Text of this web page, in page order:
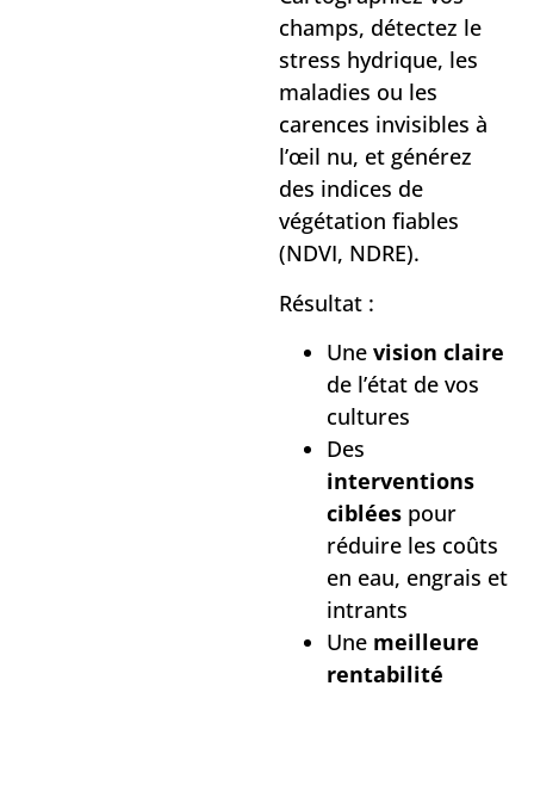
champs, détectez le
stress hydrique, les
maladies ou les
carences invisibles à
l’œil nu, et générez
des indices de
végétation fiables
(NDVI, NDRE).
Résultat :
Une vision claire
de l’état de vos
cultures
Des
interventions
ciblées pour
réduire les coûts
en eau, engrais et
intrants
Une meilleure
rentabilité